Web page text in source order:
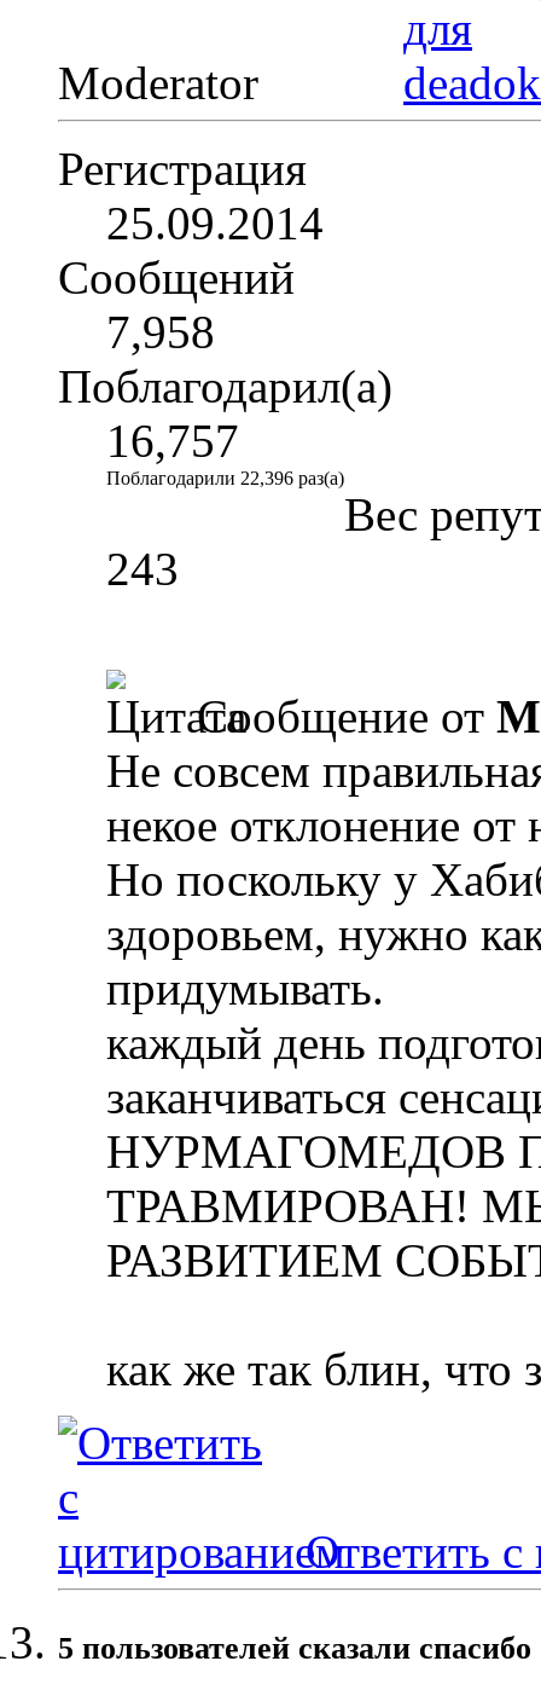
Moderator
Регистрация
25.09.2014
Сообщений
7,958
Поблагодарил(а)
16,757
Поблагодарили 22,396 раз(а)
Вес
243
Сообщение от
Не совсем
некое отклонение
Но поскольку у
здоровьем, нужно
придумывать.
каждый день
заканчиваться
НУРМАГОМЕДОВ
ТРАВМИРОВАН!
РАЗВИТИЕМ
как же так блин,
Ответить с
5 пользователей сказали